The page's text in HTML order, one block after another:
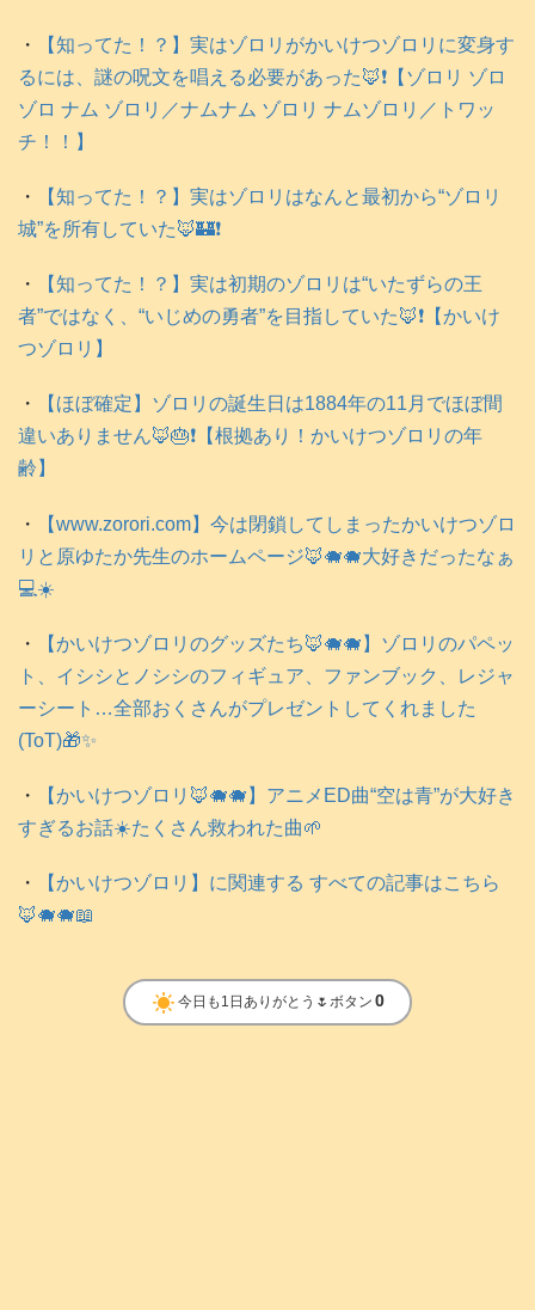
・
【知ってた！？】実はゾロリがかいけつゾロリに変身す
るには、謎の呪文を唱える必要があった🦊❗️【ゾロリ ゾロ
ゾロ ナム ゾロリ／ナムナム ゾロリ ナムゾロリ／トワッ
チ！！】
・
【知ってた！？】実はゾロリはなんと最初から“ゾロリ
城”を所有していた🦊🏰❗️
・
【知ってた！？】実は初期のゾロリは“いたずらの王
者”ではなく、“いじめの勇者”を目指していた🦊❗️【かいけ
つゾロリ】
・
【ほぼ確定】ゾロリの誕生日は1884年の11月でほぼ間
違いありません🦊🎂❗️【根拠あり！かいけつゾロリの年
齢】
・
【www.zorori.com】今は閉鎖してしまったかいけつゾロ
リと原ゆたか先生のホームページ🦊🐗🐗大好きだったなぁ
💻️☀️
・
【かいけつゾロリのグッズたち🦊🐗🐗】ゾロリのパペッ
ト、イシシとノシシのフィギュア、ファンブック、レジャ
ーシート…全部おくさんがプレゼントしてくれました
(ToT)🎁✨
・
【かいけつゾロリ🦊🐗🐗】アニメED曲“空は青”が大好き
すぎるお話☀️たくさん救われた曲🌱
・
【かいけつゾロリ】に関連する すべての記事はこちら
🦊🐗🐗📖
clear_day 今日も1日ありがとう🌷ボタン 0